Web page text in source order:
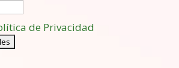
de Privacidad